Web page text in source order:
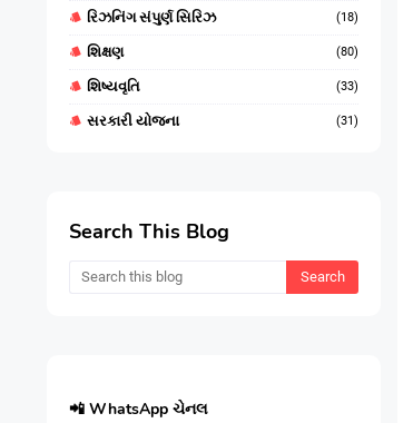
રિઝનિંગ સંપુર્ણ સિરિઝ (18)
શિક્ષણ (80)
શિષ્યવૃતિ (33)
સરકારી યોજના (31)
Search This Blog
📲 WhatsApp ચેનલ